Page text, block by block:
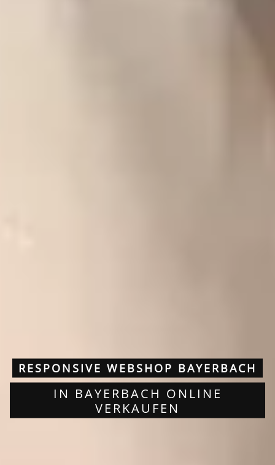
RESPONSIVE WEBSHOP BAYERBACH
IN BAYERBACH ONLINE
VERKAUFEN